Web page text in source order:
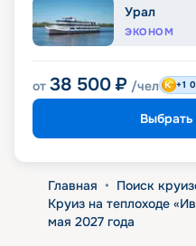
Урал
ЭКОНОМ
от 38 500 ₽ /чел +1
Выбрать
Главная • Поиск
Круиз на теплоходе
мая 2027 года